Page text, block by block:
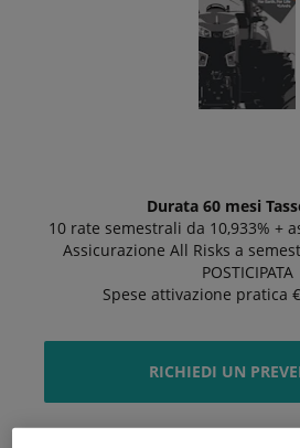
Durata 60 mesi
10 rate semestrali da 10,933% +
Assicurazione All Risks a
POSTICIPATA
Spese attivazione pratica
RICHIEDI UN